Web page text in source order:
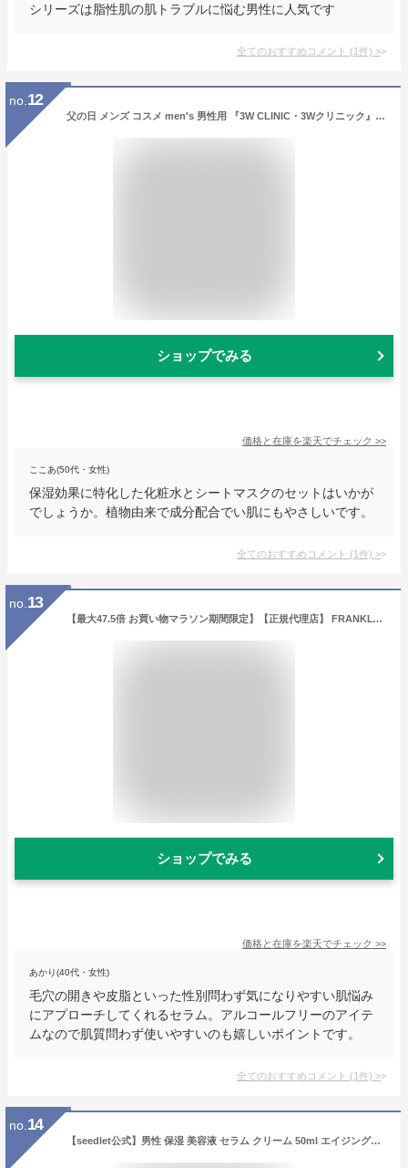
シリーズは脂性肌の肌トラブルに悩む男性に人気です
全てのおすすめコメント (1件) >
no. 12
父の日 メンズ コスメ men's 男性用 『3W CLINIC・3Wクリニック』オム クラシック エッセンシャル スキン(化粧水) 150ml 男のスキンケアセット 保湿 肌を落ち着かせる しっとり 正規品 韓国コスメ
ショップでみる
価格と在庫を楽天でチェック >>
ここあ(50代・女性)
保湿効果に特化した化粧水とシートマスクのセットはいかが
でしょうか。植物由来で成分配合でい肌にもやさしいです。
全てのおすすめコメント (1件) >
no. 13
【最大47.5倍 お買い物マラソン期間限定】【正規代理店】 FRANKLY ナイアシンジンクビーズセラム 30ml 美容液 スキンケア フランクリー メンズ レディース 皮脂 毛穴 うるおい 保湿 水分 弾力 引き締め 乾燥 美肌 化粧品 無香料 アルコールフリー 韓国
ショップでみる
価格と在庫を楽天でチェック >>
あかり(40代・女性)
毛穴の開きや皮脂といった性別問わず気になりやすい肌悩み
にアプローチしてくれるセラム。アルコールフリーのアイテ
ムなので肌質問わず使いやすいのも嬉しいポイントです。
全てのおすすめコメント (1件) >
no. 14
【seedlet公式】男性 保湿 美容液 セラム クリーム 50ml エイジングケア 100％ヴィーガン美容 メンズ スキンケア 化粧品 コスメ シードレット 7日で実感 韓国コスメ うるおい 目元 口元 首元 乾燥 ハリ 20代 30代 40代 50代 敏感肌 水分供給